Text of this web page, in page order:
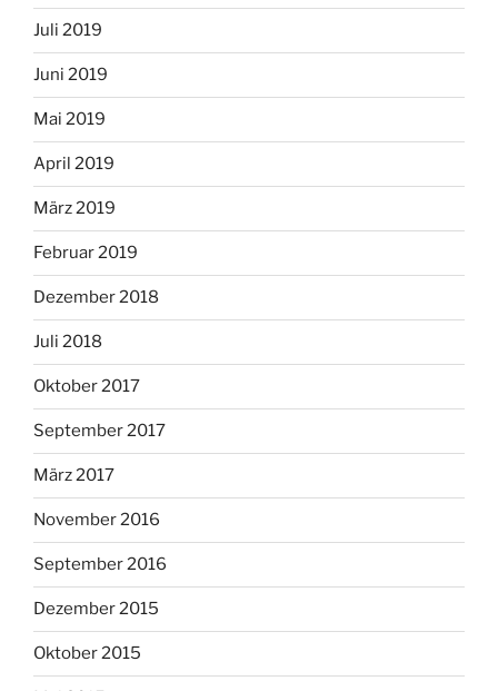
Juli 2019
Juni 2019
Mai 2019
April 2019
März 2019
Februar 2019
Dezember 2018
Juli 2018
Oktober 2017
September 2017
März 2017
November 2016
September 2016
Dezember 2015
Oktober 2015